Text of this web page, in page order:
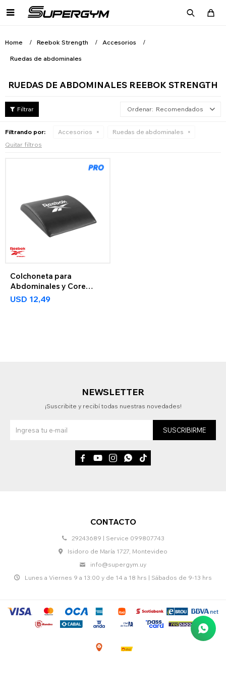

Home Reebok Strength Accesorios
Ruedas de abdominales
RUEDAS DE ABDOMINALES REEBOK STRENGTH
Recomendados
Filtrando por: Accesorios
Ruedas de abdominales
Quitar filtros
Colchoneta para
Abdominales y Core
Training Reebok
USD 12,49
CONTACTO
29243689 | Service 099807743
Isidoro de María 1727, Montevideo
info@supergym.uy
Lunes a Viernes 9 a 13:00 y de 14 a 18 hrs | Sábados de 9-13 hrs
NEWSLETTER
¡Suscribite y recibí todas nuestras novedades!
SUSCRIBIRME
    